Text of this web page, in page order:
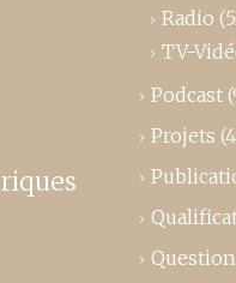
Radio
TV-
Podcast
Projets